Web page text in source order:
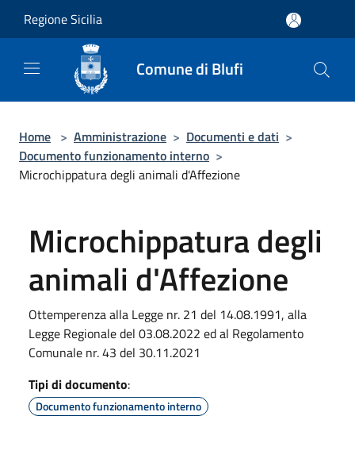
Regione Sicilia
Comune di Blufi
Home > Amministrazione > Documenti e dati >
Documento funzionamento interno >
Microchippatura degli animali d'Affezione
Microchippatura degli
animali d'Affezione
Ottemperenza alla Legge nr. 21 del 14.08.1991, alla
Legge Regionale del 03.08.2022 ed al Regolamento
Comunale nr. 43 del 30.11.2021
Tipi di documento:
Documento funzionamento interno